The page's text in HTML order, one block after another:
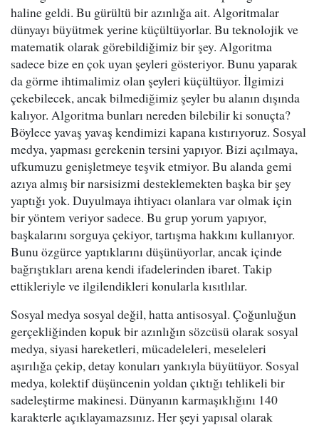
haline geldi. Bu gürültü bir azınlığa ait. Algoritmalar
dünyayı büyütmek yerine küçültüyorlar. Bu teknolojik ve
matematik olarak görebildiğimiz bir şey. Algoritma
sadece bize en çok uyan şeyleri gösteriyor. Bunu yaparak
da görme ihtimalimiz olan şeyleri küçültüyor. İlgimizi
çekebilecek, ancak bilmediğimiz şeyler bu alanın dışında
kalıyor. Algoritma bunları nereden bilebilir ki sonuçta?
Böylece yavaş yavaş kendimizi kapana kıstırıyoruz. Sosyal
medya, yapması gerekenin tersini yapıyor. Bizi açılmaya,
ufkumuzu genişletmeye teşvik etmiyor. Bu alanda gemi
azıya almış bir narsisizmi desteklemekten başka bir şey
yaptığı yok. Duyulmaya ihtiyacı olanlara var olmak için
bir yöntem veriyor sadece. Bu grup yorum yapıyor,
başkalarını sorguya çekiyor, tartışma hakkını kullanıyor.
Bunu özgürce yaptıklarını düşünüyorlar, ancak içinde
bağrıştıkları arena kendi ifadelerinden ibaret. Takip
ettikleriyle ve ilgilendikleri konularla kısıtlılar.
Sosyal medya sosyal değil, hatta antisosyal. Çoğunluğun
gerçekliğinden kopuk bir azınlığın sözcüsü olarak sosyal
medya, siyasi hareketleri, mücadeleleri, meseleleri
aşırılığa çekip, detay konuları yankıyla büyütüyor. Sosyal
medya, kolektif düşüncenin yoldan çıktığı tehlikeli bir
sadeleştirme makinesi. Dünyanın karmaşıklığını 140
karakterle açıklayamazsınız. Her şeyi yapısal olarak